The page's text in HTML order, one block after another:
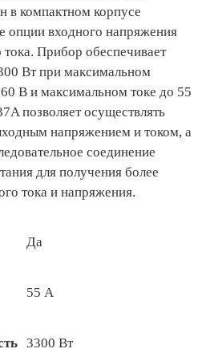
в компактном корпусе
опции входного напряжения
Прибор обеспечивает
Вт при максимальном
В и максимальном токе до 55
позволяет осуществлять
напряжением и током, а
соединение
для получения более
тока и напряжения.
Да
55 А
3300 Вт